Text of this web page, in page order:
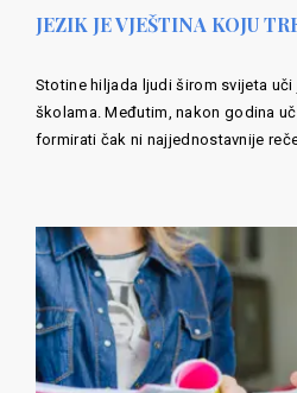
JEZIK JE VJEŠTINA KOJU
Stotine hiljada ljudi širom svijeta uči
školama. Međutim, nakon godina
formirati čak ni najjednostavnije